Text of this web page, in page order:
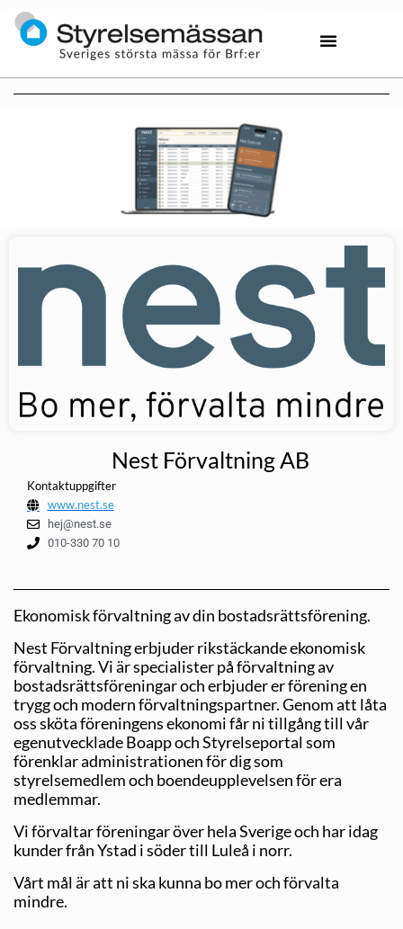
Nest Förvaltning AB
Kontaktuppgifter
www.nest.se
hej@nest.se
010-330 70 10
Ekonomisk förvaltning av din bostadsrättsförening.
Nest Förvaltning erbjuder rikstäckande ekonomisk
förvaltning. Vi är specialister på förvaltning av
bostadsrättsföreningar och erbjuder er förening en
trygg och modern förvaltningspartner. Genom att låta
oss sköta föreningens ekonomi får ni tillgång till vår
egenutvecklade Boapp och Styrelseportal som
förenklar administrationen för dig som
styrelsemedlem och boendeupplevelsen för era
medlemmar.
Vi förvaltar föreningar över hela Sverige och har idag
kunder från Ystad i söder till Luleå i norr.
Vårt mål är att ni ska kunna bo mer och förvalta
mindre.